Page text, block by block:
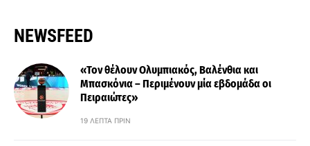
NEWSFEED
«Τον θέλουν Ολυμπιακός, Βαλένθια και
Μπασκόνια – Περιμένουν μία εβδομάδα οι
Πειραιώτες»
19 ΛΕΠΤΆ ΠΡΙΝ